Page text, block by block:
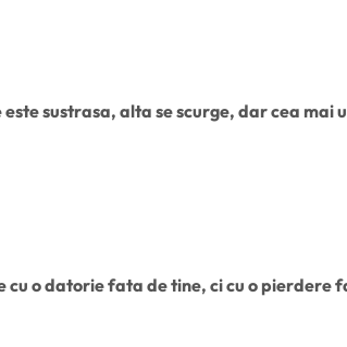
sustrasa, alta se scurge, dar cea mai
o datorie fata de tine, ci cu o pierdere